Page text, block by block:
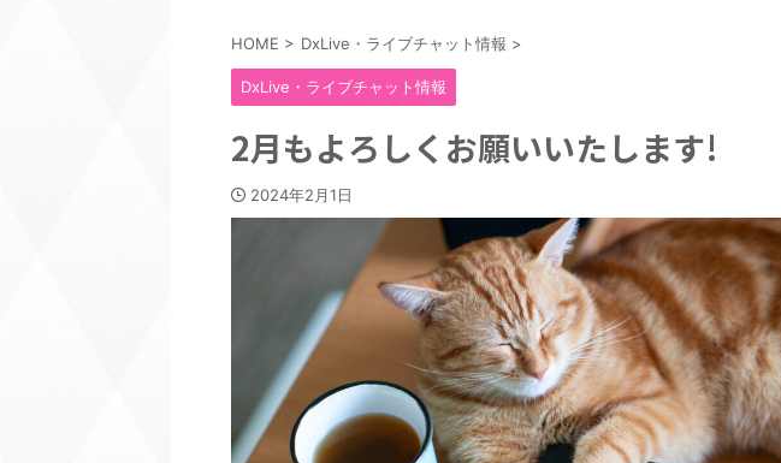
HOME > DxLive・ライブチャット情報 >
DxLive・ライブチャット情報
2月もよろしくお願いいたします!
2024年2月1日